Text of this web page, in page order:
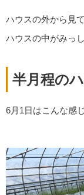
ハウスの外から見
ハウスの中がみっ
半月程の
6月1日はこんな感